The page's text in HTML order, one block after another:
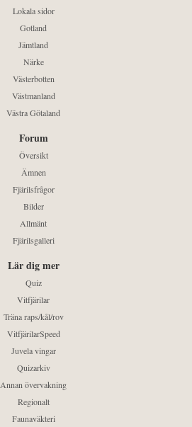
Lokala sidor
Gotland
Jämtland
Närke
Västerbotten
Västmanland
Västra Götaland
Forum
Översikt
Ämnen
Fjärilsfrågor
Bilder
Allmänt
Fjärilsgalleri
Lär dig mer
Quiz
Vitfjärilar
Träna raps/kål/rov
VitfjärilarSpeed
Juvela vingar
Quizarkiv
Annan övervakning
Regionalt
Faunaväkteri